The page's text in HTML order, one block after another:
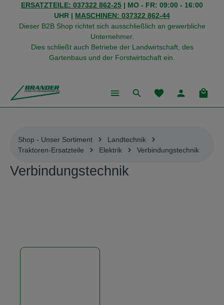
springen
ERSATZTEILE: 037322 862-25 | MO - FR: 09:00 - 16:00
UHR | MASCHINEN: 037322 862-44
Dieser B2B Shop richtet sich ausschließlich an gewerbliche
Unternehmer.
Dies schließt auch Betriebe der Landwirtschaft, des
Gartenbaus und der Forstwirtschaft ein.
Du hast 0
Shop - Unser Sortiment
Landtechnik
Traktoren-Ersatzteile
Elektrik Verbindungstechnik
Verbindungstechnik